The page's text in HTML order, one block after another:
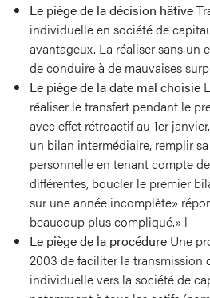
Le piège de la décision hâtive
individuelle en société de
avantageux. La réaliser sans un
de conduire à de mauvaises
Le piège de la date mal choisie
réaliser le transfert pendant le
avec effet rétroactif au 1er
un bilan intermédiaire, remplir
personnelle en tenant compte
différentes, boucler le premier
sur une année incomplète»
beaucoup plus compliqué.» l
Le piège de la procédure Une
2003 de faciliter la transmission
individuelle vers la société de